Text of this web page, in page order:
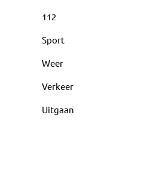
112
Sport
Weer
Verkeer
Uitgaan